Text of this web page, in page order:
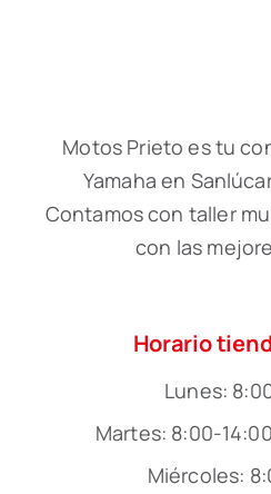
Motos Prieto es tu
Yamaha en
Contamos con taller
con las
Horario
Lunes:
Martes: 8:00-
Miércoles: